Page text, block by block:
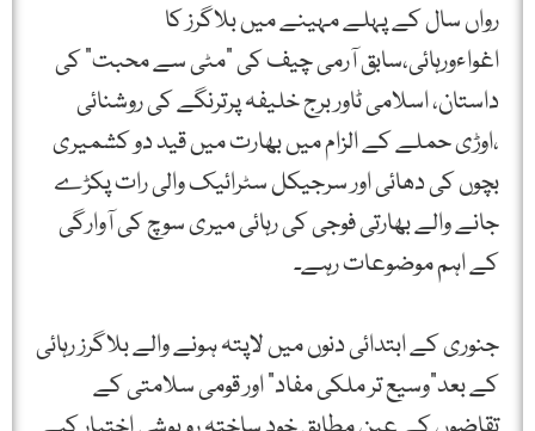
رواں سال کے پہلے مہینے میں بلاگرز کا
اغواءورہائی،سابق آرمی چیف کی ”مٹی سے محبت” کی
داستان، اسلامی ٹاور برج خلیفہ پرترنگے کی روشنائی
،اوڑی حملے کے الزام میں بھارت میں قید دو کشمیری
بچوں کی دھائی اور سرجیکل سٹرائیک والی رات پکڑے
جانے والے بھارتی فوجی کی رہائی میری سوچ کی آوارگی
کے اہم موضوعات رہے۔
جنوری کے ابتدائی دنوں میں لاپتہ ہونے والے بلاگرز رہائی
کے بعد”وسیع تر ملکی مفاد” اور قومی سلامتی کے